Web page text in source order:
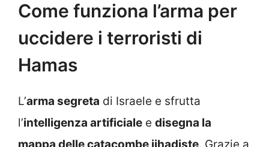
Come funziona l’arma per
uccidere i terroristi di
Hamas
L’arma segreta di Israele e sfrutta
l’intelligenza artificiale e disegna la